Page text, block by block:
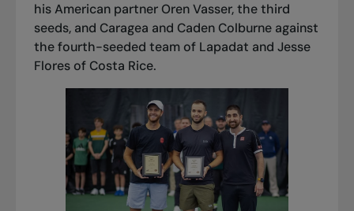
his American partner Oren Vasser, the third
seeds, and Caragea and Caden Colburne against
the fourth-seeded team of Lapadat and Jesse
Flores of Costa Rice.